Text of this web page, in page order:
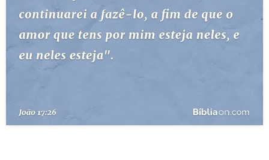
ESBOÇOS DE PREGAÇÃO
TEMAS
TERMO BÍBLICO